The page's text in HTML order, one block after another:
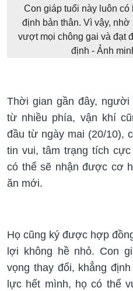
Con giáp tuổi này luôn có
định bản thân. Vì vậy,
vượt mọi chông gai và đạt
định - Ảnh
Thời gian gần đây,
từ nhiều phía, vận khí
đầu từ ngày mai (20/10),
tin vui, tâm trạng tích
có thể sẽ nhận được cơ
ăn mới.
Họ cũng ký được hợp
lợi không hề nhỏ. Con
vọng thay đổi, khẳng
lực hết mình, họ có thể